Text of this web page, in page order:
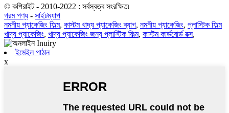
© কপিরাইট - 2010-2022 : সর্বস্বত্ব সংরক্ষিত৷
গরম পণ্য - সাইটম্যাপ
নমনীয় প্যাকেজিং ফিল্ম, কাস্টম খাদ্য প্যাকেজিং ব্যাগ, নমনীয় প্যাকেজিং, প্লাস্টিক ফিল্ম
খাদ্য প্যাকেজিং, খাদ্য প্যাকেজিং জন্য প্লাস্টিক ফিল্ম, কাস্টম কার্ডবোর্ড বক্স,
ইমেইল পাঠান
x